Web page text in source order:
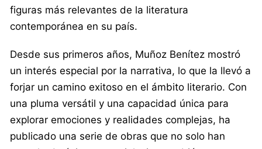
figuras más relevantes de la literatura
contemporánea en su país.
Desde sus primeros años, Muñoz Benítez mostró
un interés especial por la narrativa, lo que la llevó a
forjar un camino exitoso en el ámbito literario. Con
una pluma versátil y una capacidad única para
explorar emociones y realidades complejas, ha
publicado una serie de obras que no solo han